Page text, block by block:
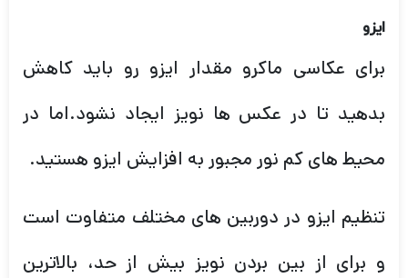
ایزو
برای عکاسی ماکرو مقدار ایزو رو باید کاهش
بدهید تا در عکس ها نویز ایجاد نشود.اما در
محیط های کم نور مجبور به افزایش ایزو هستید.
تنظیم ایزو در دوربین های مختلف متفاوت است
و برای از بین بردن نویز بیش از حد، بالاترین